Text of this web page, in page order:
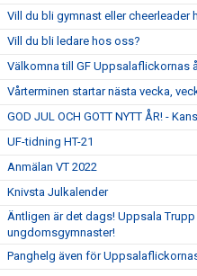
Vill du bli gymnast eller cheerleader
Vill du bli ledare hos oss?
Välkomna till GF Uppsalaflickornas
Vårterminen startar nästa vecka,
GOD JUL OCH GOTT NYTT ÅR! -
UF-tidning HT-21
Anmälan VT 2022
Knivsta Julkalender
Äntligen är det dags! Uppsala
ungdomsgymnaster!
Panghelg även för